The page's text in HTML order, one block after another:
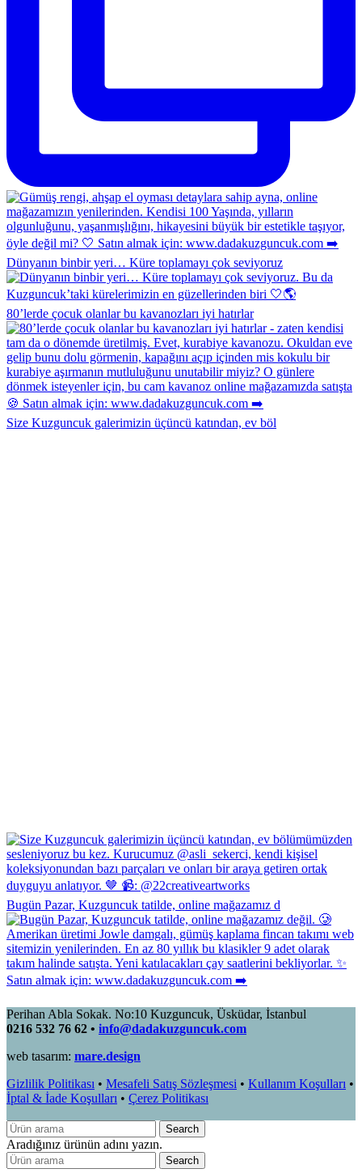
Dünyanın binbir yeri… Küre toplamayı çok seviyoruz
80’lerde çocuk olanlar bu kavanozları iyi hatırlar
Size Kuzguncuk galerimizin üçüncü katından, ev böl
Bugün Pazar, Kuzguncuk tatilde, online mağazamız d
Perihan Abla Sokak. No:10 Kuzguncuk, Üsküdar, İstanbul
0216 532 76 62 • info@dadakuzguncuk.com
web tasarım: mare.design
Gizlilik Politikası • Mesafeli Satış Sözleşmesi • Kullanım Koşulları •
İptal & İade Koşulları • Çerez Politikası
Search
Aradığınız ürünün adını yazın.
Search